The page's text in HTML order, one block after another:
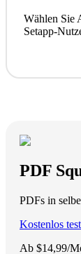
Wählen Sie
Setapp-
PDF
PDFs in
Kostenlos
Ab $14,99/